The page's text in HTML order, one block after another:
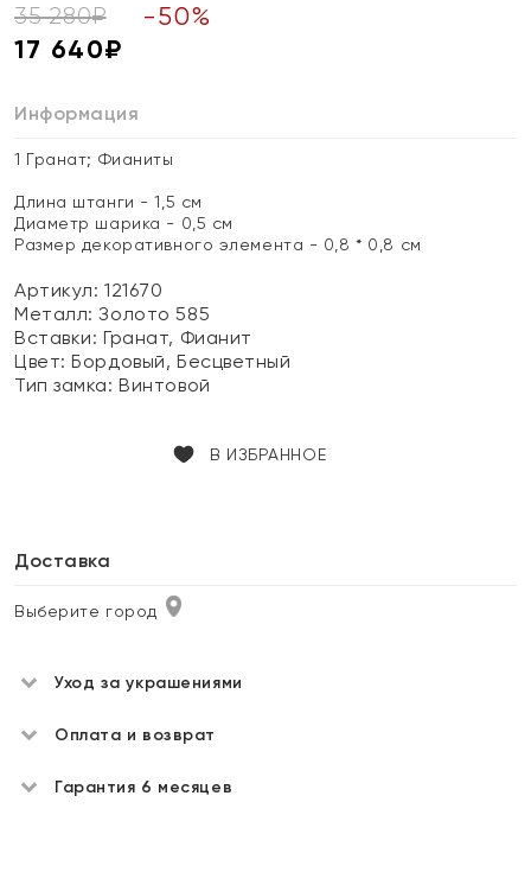
35 280₽ -50%
17 640₽
Информация
1 Гранат; Фианиты
Длина штанги - 1,5 см
Диаметр шарика - 0,5 см
Размер декоративного элемента - 0,8 * 0,8 см
Артикул: 121670
Металл:Золото 585
Вставки:Гранат, Фианит
Цвет:Бордовый, Бесцветный
Тип замка:Винтовой
В ИЗБРАННОЕ
Доставка
Выберите город
Уход за украшениями
Оплата и возврат
Гарантия 6 месяцев